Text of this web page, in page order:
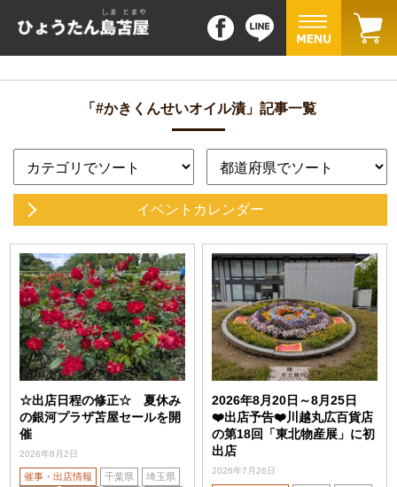
「#かきくんせいオイル漬」記事一覧
イベントカレンダー
☆出店日程の修正☆ 夏休み
の銀河プラザ苫屋セールを開
催
2026年8月2日
催事・出店情報 千葉県
埼玉県
2026年8月20日～8月25日
❤️出店予告❤️川越丸広百貨店
の第18回「東北物産展」に初
出店
2026年7月26日